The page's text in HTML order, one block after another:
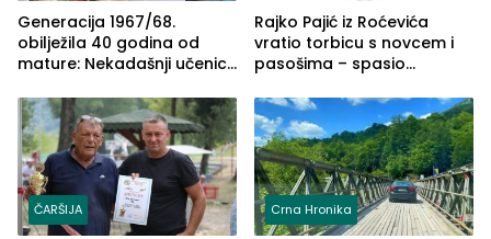
Generacija 1967/68.
obilježila 40 godina od
mature: Nekadašnji učenici
(FOTO)
Rajko Pajić iz Roćevića
vratio torbicu s novcem i
pasošima – spasio
Grčkoj
ČARŠIJA Crna Hronika